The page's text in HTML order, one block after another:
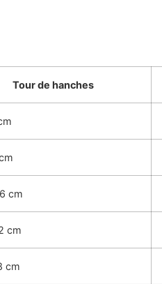
Tour de hanches
cm
cm
cm